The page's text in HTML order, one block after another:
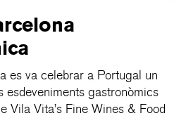
es va celebrar a Portugal un
esdeveniments gastronòmics
Vila Vita’s Fine Wines & Food